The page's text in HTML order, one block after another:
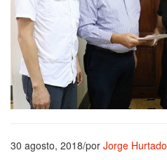
30 agosto, 2018/por Jorge Hurtado